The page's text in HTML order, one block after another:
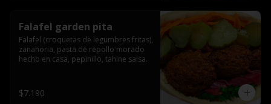
Falafel garden pita
Falafel (croquetas de legumbres fritas),
zanahoria, pasta de repollo morado
hecho en casa, pepinillo, tahine salsa.
$7.190